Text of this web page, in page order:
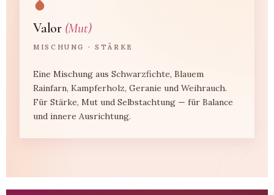
Valor (Mut)
MISCHUNG · STÄRKE
Eine Mischung aus Schwarzfichte, Blauem
Rainfarn, Kampferholz, Geranie und Weihrauch.
Für Stärke, Mut und Selbstachtung — für Balance
und innere Ausrichtung.